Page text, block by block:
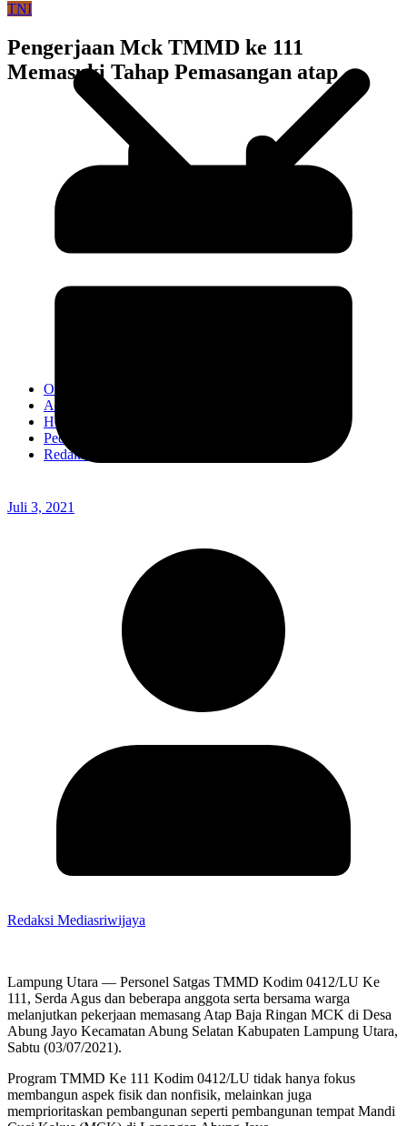
OPINI
Advertorial
Headline
Pedoman Media Ciber
Redaksi
TNI
Pengerjaan Mck TMMD ke 111
Memasuki Tahap Pemasangan atap
Juli 3, 2021
Redaksi Mediasriwijaya
Lampung Utara — Personel Satgas TMMD Kodim 0412/LU Ke
111, Serda Agus dan beberapa anggota serta bersama warga
melanjutkan pekerjaan memasang Atap Baja Ringan MCK di Desa
Abung Jayo Kecamatan Abung Selatan Kabupaten Lampung Utara,
Sabtu (03/07/2021).
Program TMMD Ke 111 Kodim 0412/LU tidak hanya fokus
membangun aspek fisik dan nonfisik, melainkan juga
memprioritaskan pembangunan seperti pembangunan tempat Mandi